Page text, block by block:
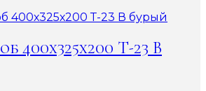
400х325х200 Т-23 В